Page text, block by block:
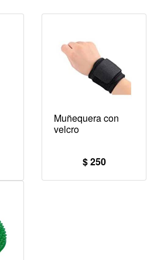
Muñequera con
velcro
$ 250